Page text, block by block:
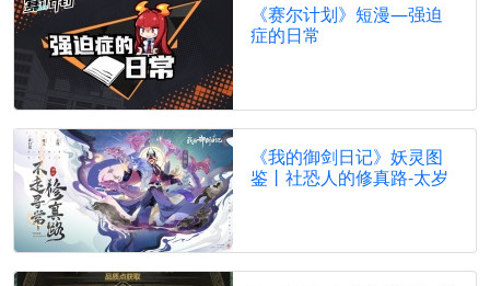
《赛尔计划》短漫—强迫
症的日常
《我的御剑日记》妖灵图
鉴丨社恐人的修真路-太岁